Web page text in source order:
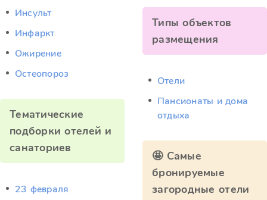
Инсульт
Инфаркт
Ожирение
Остеопороз
Тематические
подборки отелей и
санаториев
23 февраля
Типы объектов
размещения
Отели
Пансионаты и дома
отдыха
🤩 Самые
бронируемые
загородные отели